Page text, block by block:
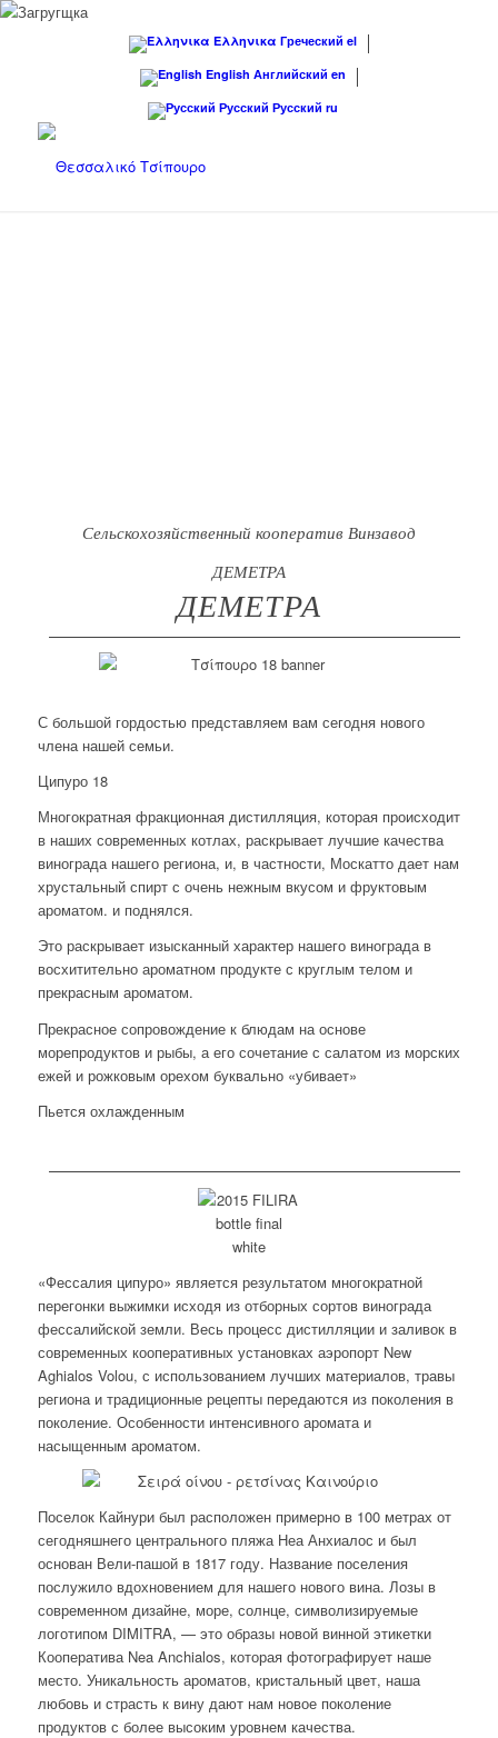
Ελληνικα Греческий el
English Английский en
Русский Русский ru
Сельскохозяйственный кооператив Винзавод
ДЕМЕТРА
ДЕМЕТРА
С большой гордостью представляем вам сегодня нового
члена нашей семьи.
Ципуро 18
Многократная фракционная дистилляция, которая происходит
в наших современных котлах, раскрывает лучшие качества
винограда нашего региона, и, в частности, Москатто дает нам
хрустальный спирт с очень нежным вкусом и фруктовым
ароматом. и поднялся.
Это раскрывает изысканный характер нашего винограда в
восхитительно ароматном продукте с круглым телом и
прекрасным ароматом.
Прекрасное сопровождение к блюдам на основе
морепродуктов и рыбы, а его сочетание с салатом из морских
ежей и рожковым орехом буквально «убивает»
Пьется охлажденным
«Фессалия ципуро» является результатом многократной
перегонки выжимки исходя из отборных сортов винограда
фессалийской земли. Весь процесс дистилляции и заливок в
современных кооперативных установках аэропорт New
Aghialos Volou, с использованием лучших материалов, травы
региона и традиционные рецепты передаются из поколения в
поколение. Особенности интенсивного аромата и
насыщенным ароматом.
Поселок Кайнури был расположен примерно в 100 метрах от
сегодняшнего центрального пляжа Неа Анхиалос и был
основан Вели-пашой в 1817 году. Название поселения
послужило вдохновением для нашего нового вина. Лозы в
современном дизайне, море, солнце, символизируемые
логотипом DIMITRA, — это образы новой винной этикетки
Кооператива Nea Anchialos, которая фотографирует наше
место. Уникальность ароматов, кристальный цвет, наша
любовь и страсть к вину дают нам новое поколение
продуктов с более высоким уровнем качества.